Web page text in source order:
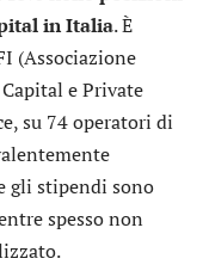
in Italia. È
(Associazione
e Private
su 74 operatori di
gli stipendi sono
spesso non